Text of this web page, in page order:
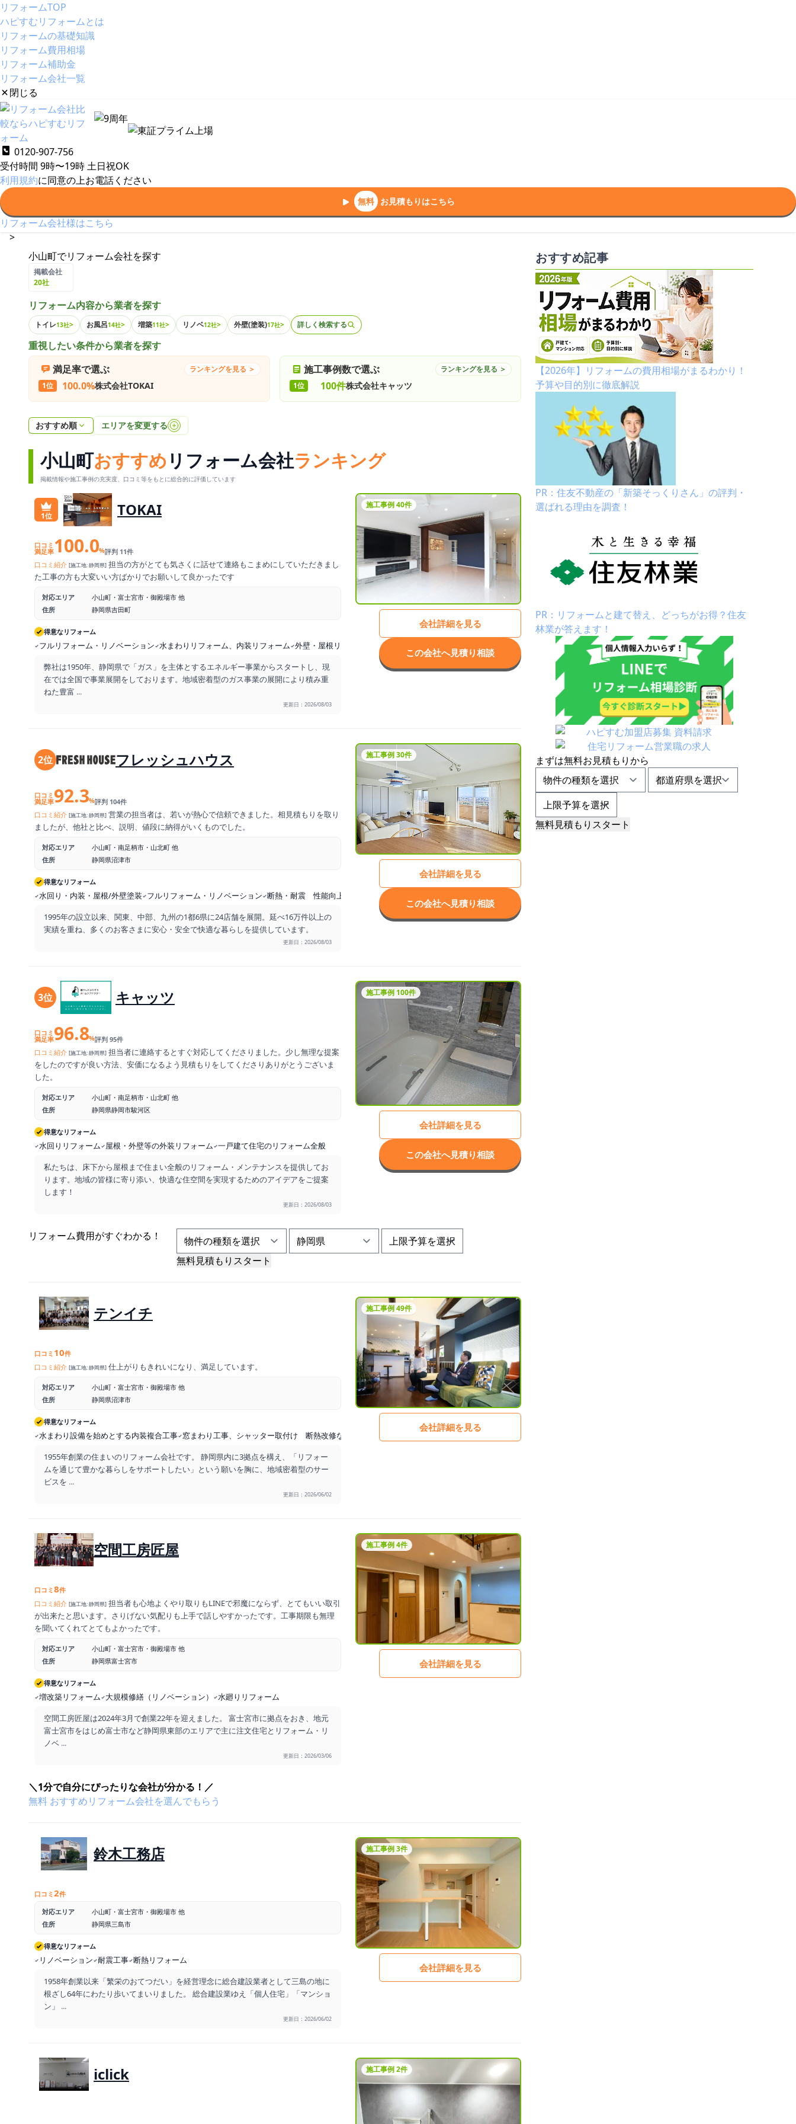
リフォームTOP
ハピすむリフォームとは
リフォームの基礎知識
リフォーム費用相場
リフォーム補助金
リフォーム会社一覧
閉じる
0120-907-756
受付時間 9時〜19時土日祝OK
利用規約に同意の上お電話ください
無料 お見積もりはこちら
リフォーム会社様はこちら
ハピすむリフォームとは
リフォーム
>
静岡県
>
小山町でリフォーム会社を探す
掲載会社
20社
リフォーム内容から業者を探す
トイレ13社> お風呂14社> 増築11社> リノベ12社> 外壁(塗装)17社> 詳しく検索する
重視したい条件から業者を探す
満足率で選ぶ
ランキングを見る ＞
1位
100.0%株式会社TOKAI
施工事例数で選ぶ
ランキングを見る ＞
1位
100件株式会社キャッツ
おすすめ順 エリアを変更する
小山町おすすめ リフォーム会社ランキング
掲載情報や施工事例の充実度、口コミ等をもとに総合的に評価しています
1位 TOKAI
口コミ
満足率100.0%評判 11件
口コミ紹介 [施工地: 静岡県] 担当の方がとても気さくに話せて連絡もこまめにしていただきまし
た工事の方も大変いい方ばかりでお願いして良かったです
対応エリア
小山町・富士宮市・御殿場市 他
住所
静岡県吉田町
得意なリフォーム
フルリフォーム・リノベーション 水まわりリフォーム、内装リフォーム 外壁・屋根リフォーム
弊社は1950年、静岡県で「ガス」を主体とするエネルギー事業からスタートし、現
在では全国で事業展開をしております。地域密着型のガス事業の展開により積み重
ねた豊富 ...
更新日：2026/08/03
施工事例 40件
会社詳細を見る
この会社へ見積り相談
2位 フレッシュハウス
口コミ
満足率92.3%評判 104件
口コミ紹介 [施工地: 静岡県] 営業の担当者は、若いが熱心で信頼できました。相見積もりを取り
ましたが、他社と比べ、説明、値段に納得がいくものでした。
対応エリア
小山町・南足柄市・山北町 他
住所
静岡県沼津市
得意なリフォーム
水回り・内装・屋根/外壁塗装 フルリフォーム・リノベーション 断熱・耐震 性能向上リノベ
1995年の設立以来、関東、中部、九州の1都6県に24店舗を展開。延べ16万件以上の
実績を重ね、多くのお客さまに安心・安全で快適な暮らしを提供しています。
更新日：2026/08/03
施工事例 30件
会社詳細を見る
この会社へ見積り相談
3位 キャッツ
口コミ
満足率96.8%評判 95件
口コミ紹介 [施工地: 静岡県] 担当者に連絡するとすぐ対応してくださりました。少し無理な提案
をしたのですが良い方法、安価になるよう見積もりをしてくださりありがとうございま
した。
対応エリア
小山町・南足柄市・山北町 他
住所
静岡県静岡市駿河区
得意なリフォーム
水回りリフォーム 屋根・外壁等の外装リフォーム 一戸建て住宅のリフォーム全般
私たちは、床下から屋根まで住まい全般のリフォーム・メンテナンスを提供してお
ります。地域の皆様に寄り添い、快適な住空間を実現するためのアイデアをご提案
します！
更新日：2026/08/03
施工事例 100件
会社詳細を見る
この会社へ見積り相談
リフォーム費用がすぐわかる！
無料見積もりスタート
テンイチ
口コミ 10件
口コミ紹介 [施工地: 静岡県] 仕上がりもきれいになり、満足しています。
対応エリア
小山町・富士宮市・御殿場市 他
住所
静岡県沼津市
得意なリフォーム
水まわり設備を始めとする内装複合工事 窓まわり工事、シャッター取付け 断熱改修など
1955年創業の住まいのリフォーム会社です。 静岡県内に3拠点を構え、「リフォー
ムを通じて豊かな暮らしをサポートしたい」という願いを胸に、地域密着型のサー
ビスを ...
更新日：2026/06/02
施工事例 49件
会社詳細を見る
空間工房匠屋
口コミ 8件
口コミ紹介 [施工地: 静岡県] 担当者も心地よくやり取りもLINEで邪魔にならず、とてもいい取引
が出来たと思います。さりげない気配りも上手で話しやすかったです。工事期限も無理
を聞いてくれてとてもよかったです。
対応エリア
小山町・富士宮市・御殿場市 他
住所
静岡県富士宮市
得意なリフォーム
増改築リフォーム 大規模修繕（リノベーション）
水廻りリフォーム
空間工房匠屋は2024年3月で創業22年を迎えました。 富士宮市に拠点をおき、地元
富士宮市をはじめ富士市など静岡県東部のエリアで主に注文住宅とリフォーム・リ
ノベ ...
更新日：2026/03/06
施工事例 4件
会社詳細を見る
＼1分で自分にぴったりな会社が分かる！／
無料 おすすめリフォーム会社を選んでもらう
鈴木工務店
口コミ 2件
対応エリア
小山町・富士宮市・御殿場市 他
住所
静岡県三島市
得意なリフォーム
リノベーション 耐震工事 断熱リフォーム
1958年創業以来「繁栄のおてつだい」を経営理念に総合建設業者として三島の地に
根ざし64年にわたり歩いてまいりました。 総合建設業ゆえ「個人住宅」「マンショ
ン」 ...
更新日：2026/06/02
施工事例 3件
会社詳細を見る
iclick 施工事例 2件
おすすめ記事
【2026年】リフォームの費用相場がまるわかり！
予算や目的別に徹底解説
PR：住友不動産の「新築そっくりさん」の評判・
選ばれる理由を調査！
PR：リフォームと建て替え、どっちがお得？住友
林業が答えます！
まずは無料お見積もりから
無料見積もりスタート